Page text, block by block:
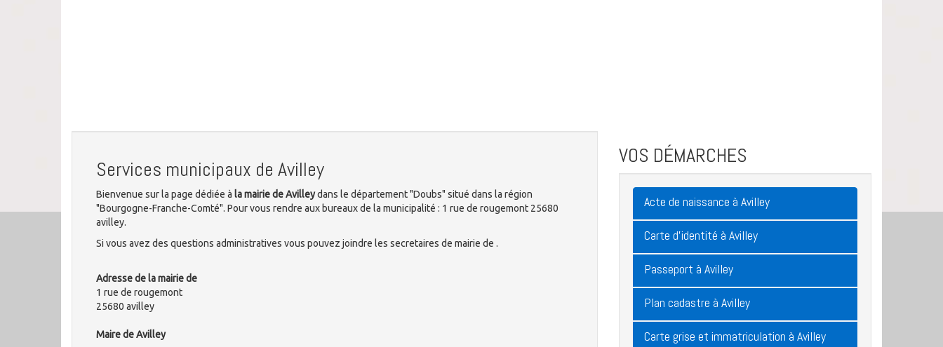
Services municipaux de Avilley
Bienvenue sur la page dédiée à la mairie de Avilleydans le département "Doubs" situé dans la région
"Bourgogne-Franche-Comté". Pour vous rendre aux bureaux de la municipalité : 1 rue de rougemont 25680
avilley.
Si vous avez des questions administratives vous pouvez joindre les secretaires de mairie de .
Adresse de la mairie de
1 rue de rougemont
25680 avilley
Maire de Avilley
VOS DÉMARCHES
Acte de naissance à Avilley
Carte d'identité à Avilley
Passeport à Avilley
Plan cadastre à Avilley
Carte grise et immatriculation à Avilley